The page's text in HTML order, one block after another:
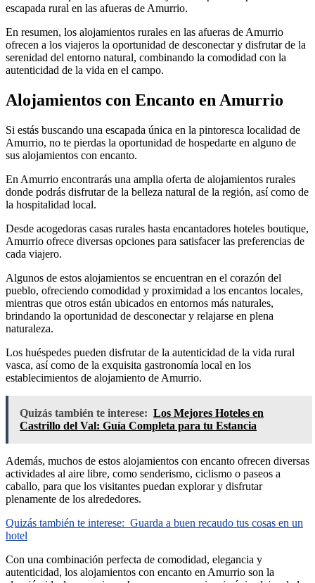
escapada rural en las afueras de Amurrio.
En resumen, los alojamientos rurales en las afueras de Amurrio
ofrecen a los viajeros la oportunidad de desconectar y disfrutar de la
serenidad del entorno natural, combinando la comodidad con la
autenticidad de la vida en el campo.
Alojamientos con Encanto en Amurrio
Si estás buscando una escapada única en la pintoresca localidad de
Amurrio, no te pierdas la oportunidad de hospedarte en alguno de
sus alojamientos con encanto.
En Amurrio encontrarás una amplia oferta de alojamientos rurales
donde podrás disfrutar de la belleza natural de la región, así como de
la hospitalidad local.
Desde acogedoras casas rurales hasta encantadores hoteles boutique,
Amurrio ofrece diversas opciones para satisfacer las preferencias de
cada viajero.
Algunos de estos alojamientos se encuentran en el corazón del
pueblo, ofreciendo comodidad y proximidad a los encantos locales,
mientras que otros están ubicados en entornos más naturales,
brindando la oportunidad de desconectar y relajarse en plena
naturaleza.
Los huéspedes pueden disfrutar de la autenticidad de la vida rural
vasca, así como de la exquisita gastronomía local en los
establecimientos de alojamiento de Amurrio.
Quizás también te interese: Los Mejores Hoteles en
Castrillo del Val: Guía Completa para tu Estancia
Además, muchos de estos alojamientos con encanto ofrecen diversas
actividades al aire libre, como senderismo, ciclismo o paseos a
caballo, para que los visitantes puedan explorar y disfrutar
plenamente de los alrededores.
Quizás también te interese: Guarda a buen recaudo tus cosas en un
hotel
Con una combinación perfecta de comodidad, elegancia y
autenticidad, los alojamientos con encanto en Amurrio son la